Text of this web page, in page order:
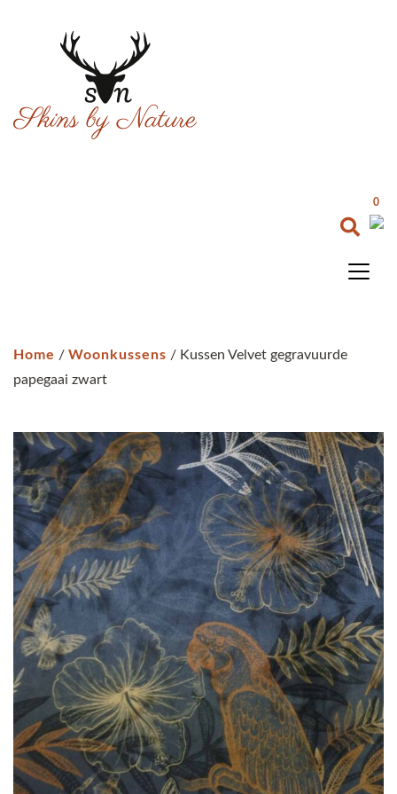
0
Home / Woonkussens / Kussen Velvet gegravuurde
papegaai zwart